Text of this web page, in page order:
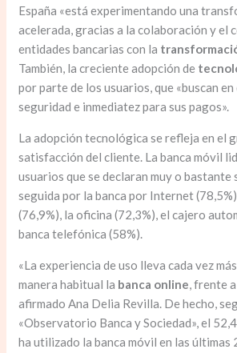
España «está experimentando una
acelerada, gracias a la colaboración y el
entidades bancarias con la
También, la creciente adopción de
por parte de los usuarios, que «buscan
seguridad e inmediatez para sus pagos».
La adopción tecnológica se refleja en el
satisfacción del cliente. La banca móvil
usuarios que se declaran muy o bastante
seguida por la banca por Internet
(76,9%), la oficina (72,3%), el cajero
banca telefónica (58%).
«La experiencia de uso lleva cada vez
manera habitual la banca online, frente
afirmado Ana Delia Revilla. De hecho,
«Observatorio Banca y Sociedad», el
ha utilizado la banca móvil en las últimas